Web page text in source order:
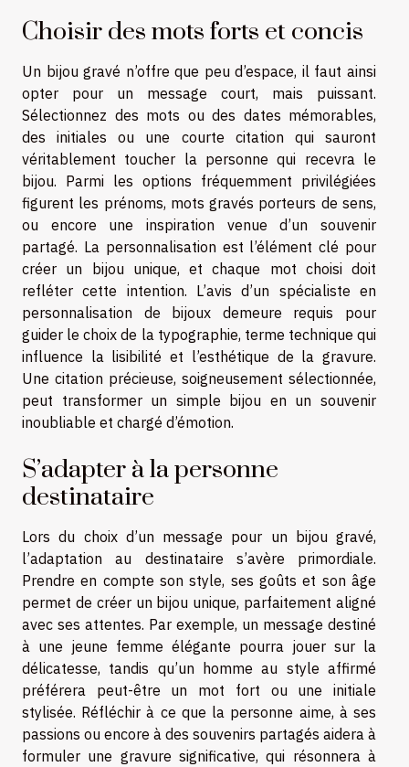
Choisir des mots forts et concis
Un bijou gravé n’offre que peu d’espace, il faut ainsi
opter pour un message court, mais puissant.
Sélectionnez des mots ou des dates mémorables,
des initiales ou une courte citation qui sauront
véritablement toucher la personne qui recevra le
bijou. Parmi les options fréquemment privilégiées
figurent les prénoms, mots gravés porteurs de sens,
ou encore une inspiration venue d’un souvenir
partagé. La personnalisation est l’élément clé pour
créer un bijou unique, et chaque mot choisi doit
refléter cette intention. L’avis d’un spécialiste en
personnalisation de bijoux demeure requis pour
guider le choix de la typographie, terme technique qui
influence la lisibilité et l’esthétique de la gravure.
Une citation précieuse, soigneusement sélectionnée,
peut transformer un simple bijou en un souvenir
inoubliable et chargé d’émotion.
S’adapter à la personne
destinataire
Lors du choix d’un message pour un bijou gravé,
l’adaptation au destinataire s’avère primordiale.
Prendre en compte son style, ses goûts et son âge
permet de créer un bijou unique, parfaitement aligné
avec ses attentes. Par exemple, un message destiné
à une jeune femme élégante pourra jouer sur la
délicatesse, tandis qu’un homme au style affirmé
préférera peut-être un mot fort ou une initiale
stylisée. Réfléchir à ce que la personne aime, à ses
passions ou encore à des souvenirs partagés aidera à
formuler une gravure significative, qui résonnera à